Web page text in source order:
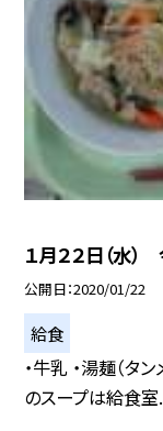
１月２２日（水
公開日 2020/01/22
給食
・牛乳 ・湯麺（タ
のスープは給食室